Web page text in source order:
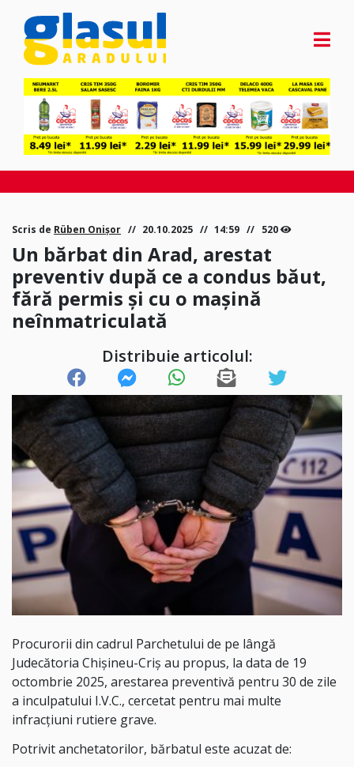
Scris de Rüben Onișor 20.10.2025 14:59 520
Un bărbat din Arad, arestat
preventiv după ce a condus băut,
fără permis și cu o mașină
neînmatriculată
Distribuie articolul:
Procurorii din cadrul Parchetului de pe lângă
Judecătoria Chișineu-Criș au propus, la data de 19
octombrie 2025, arestarea preventivă pentru 30 de zile
a inculpatului I.V.C., cercetat pentru mai multe
infracțiuni rutiere grave.
Potrivit anchetatorilor, bărbatul este acuzat de: